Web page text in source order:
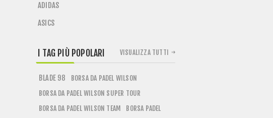
ADIDAS
ASICS
I TAG PIÙ POPOLARI
BLADE 98
BORSA DA PADEL WILSON
BORSA DA PADEL WILSON SUPER TOUR
BORSA DA PADEL WILSON TEAM
BORSA PADEL
VISUALIZZA TUTTI